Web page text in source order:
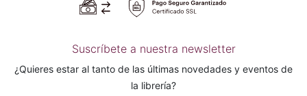
Suscríbete a nuestra newsletter
¿Quieres estar al tanto de las últimas novedades y eventos de
la librería?